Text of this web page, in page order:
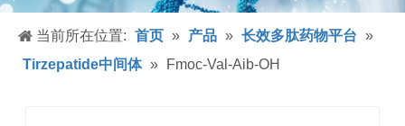
当前所在位置: 首页 » 产品 » 长效多肽药物平台 »
Tirzepatide中间体 » Fmoc-Val-Aib-OH